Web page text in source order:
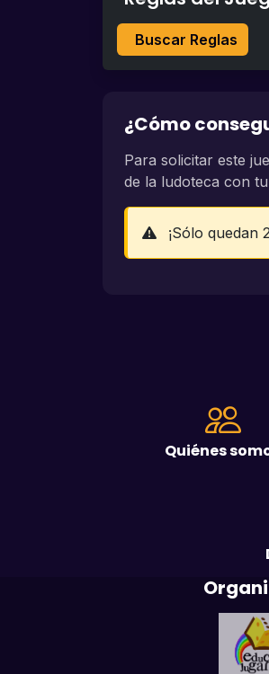
Buscar Reglas
¿Cómo
Para solicitar este
de la ludoteca con
¡Sólo quedan
Quiénes